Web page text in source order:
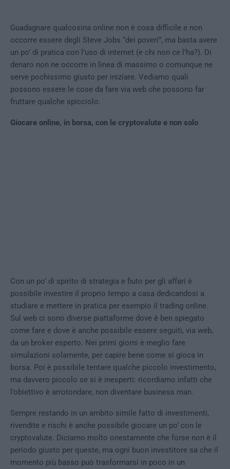
Guadagnare qualcosina online non è cosa difficile e non
occorre essere degli Steve Jobs “dei poveri”, ma basta avere
un po’ di pratica con l’uso di internet (e chi non ce l’ha?). Di
denaro non ne occorre in linea di massimo o comunque ne
serve pochissimo giusto per iniziare. Vediamo quali
possono essere le cose da fare via web che possono far
fruttare qualche spicciolo.
Giocare online, in borsa, con le cryptovalute e non solo
Con un po’ di spirito di strategia e fiuto per gli affari è
possibile investire il proprio tempo a casa dedicandosi a
studiare e mettere in pratica per esempio il trading online.
Sul web ci sono diverse piattaforme dove è ben spiegato
come fare e dove è anche possibile essere seguiti, via web,
da un broker esperto. Nei primi giorni è meglio fare
simulazioni solamente, per capire bene come si gioca in
borsa. Poi è possibile tentare qualche piccolo investimento,
ma davvero piccolo se si è inesperti: ricordiamo infatti che
l’obiettivo è arrotondare, non diventare business man.
Sempre restando in un ambito simile fatto di investimenti,
rivendite e rischi è anche possibile giocare un po’ con le
cryptovalute. Diciamo molto onestamente che forse non è il
periodo giusto per queste, ma ogni buon investitore sa che il
momento più basso può trasformarsi in poco in un